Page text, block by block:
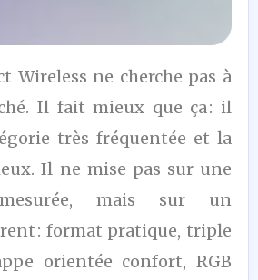
Wireless ne cherche pas à
Il fait mieux que ça : il
très fréquentée et la
Il ne mise pas sur une
mais sur un
: format pratique, triple
orientée confort, RGB